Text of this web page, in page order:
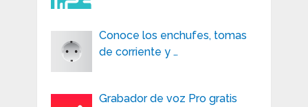
Conoce los enchufes, tomas
de corriente y …
Grabador de voz Pro gratis